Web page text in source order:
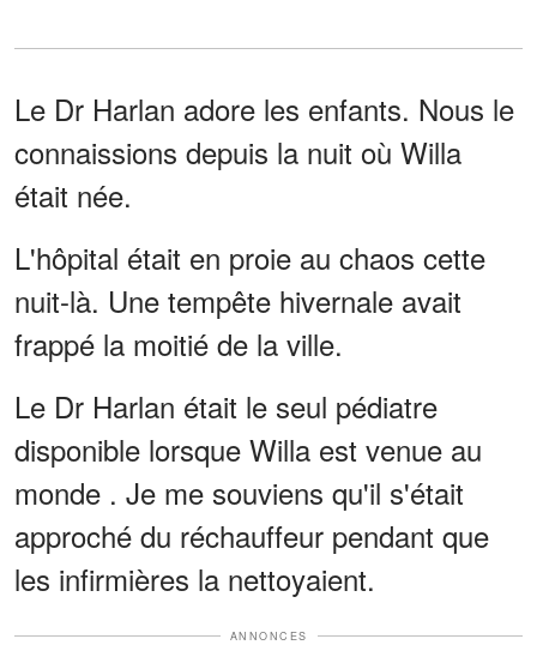
Le Dr Harlan adore les enfants. Nous le
connaissions depuis la nuit où Willa
était née.
L'hôpital était en proie au chaos cette
nuit-là. Une tempête hivernale avait
frappé la moitié de la ville.
Le Dr Harlan était le seul pédiatre
disponible lorsque Willa est venue au
monde . Je me souviens qu'il s'était
approché du réchauffeur pendant que
les infirmières la nettoyaient.
ANNONCES